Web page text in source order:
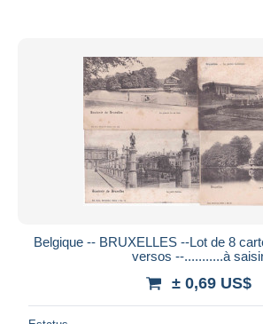
Belgique -- BRUXELLES --Lot de 8
versos --...........à
± 0,69 US$